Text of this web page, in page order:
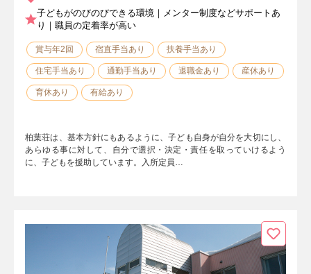
子どもがのびのびできる環境｜メンター制度などサポートあ
り｜職員の定着率が高い
賞与年2回 宿直手当あり 扶養手当あり
住宅手当あり 通勤手当あり 退職金あり 産休あり
育休あり 有給あり
柏葉荘は、基本方針にもあるように、子ども自身が自分を大切にし、
あらゆる事に対して、自分で選択・決定・責任を取っていけるよう
に、子どもを援助しています。入所定員…